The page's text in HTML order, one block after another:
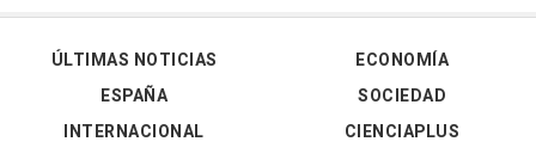
ÚLTIMAS NOTICIAS
ESPAÑA
INTERNACIONAL
ECONOMÍA
SOCIEDAD
CIENCIAPLUS